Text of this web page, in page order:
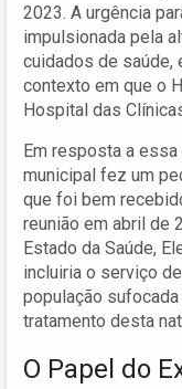
2023. A urgência
impulsionada pela
cuidados de saúde,
contexto em que o
Hospital das
Em resposta a
municipal fez um
que foi bem
reunião em abril de
Estado da Saúde,
incluiria o serviço
população
tratamento desta
O Papel do